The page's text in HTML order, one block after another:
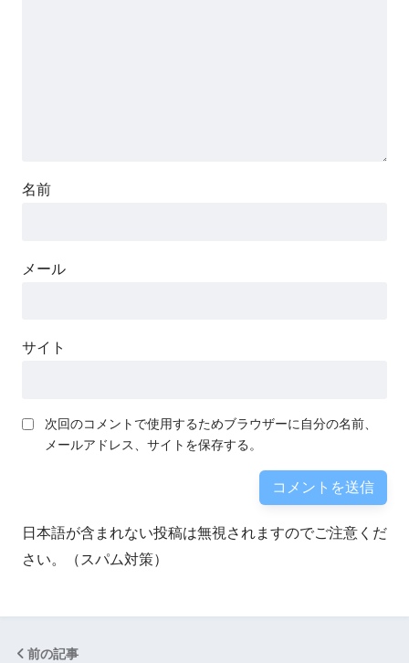
名前
メール
サイト
次回のコメントで使用するためブラウザーに自分の名前、
メールアドレス、サイトを保存する。
日本語が含まれない投稿は無視されますのでご注意くだ
さい。（スパム対策）
前の記事